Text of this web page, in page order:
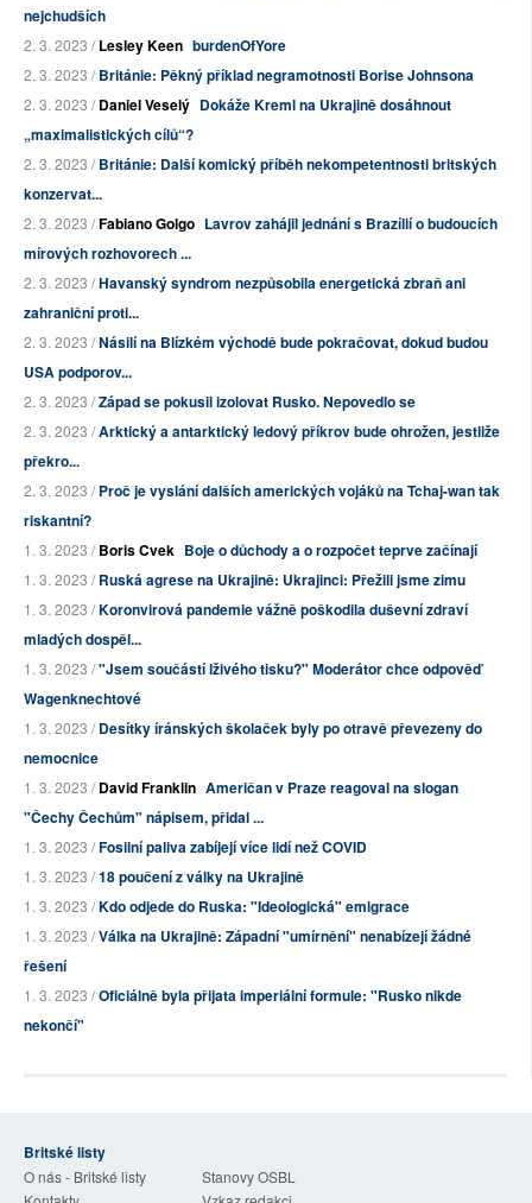
nejchudších
2. 3. 2023 /Lesley Keen burdenOfYore
2. 3. 2023 /Británie: Pěkný příklad negramotnosti Borise Johnsona
2. 3. 2023 /Daniel Veselý Dokáže Kreml na Ukrajině dosáhnout
„maximalistických cílů“?
2. 3. 2023 /Británie: Další komický příběh nekompetentnosti britských
konzervat...
2. 3. 2023 /Fabiano Golgo Lavrov zahájil jednání s Brazílií o budoucích
mírových rozhovorech ...
2. 3. 2023 /Havanský syndrom nezpůsobila energetická zbraň ani
zahraniční proti...
2. 3. 2023 /Násilí na Blízkém východě bude pokračovat, dokud budou
USA podporov...
2. 3. 2023 /Západ se pokusil izolovat Rusko. Nepovedlo se
2. 3. 2023 /Arktický a antarktický ledový příkrov bude ohrožen, jestliže
překro...
2. 3. 2023 /Proč je vyslání dalších amerických vojáků na Tchaj-wan tak
riskantní?
1. 3. 2023 /Boris Cvek Boje o důchody a o rozpočet teprve začínají
1. 3. 2023 /Ruská agrese na Ukrajině: Ukrajinci: Přežili jsme zimu
1. 3. 2023 /Koronvirová pandemie vážně poškodila duševní zdraví
mladých dospěl...
1. 3. 2023 /"Jsem součástí lživého tisku?" Moderátor chce odpověď
Wagenknechtové
1. 3. 2023 /Desítky íránských školaček byly po otravě převezeny do
nemocnice
1. 3. 2023 /David Franklin Američan v Praze reagoval na slogan
"Čechy Čechům" nápisem, přidal ...
1. 3. 2023 /Fosilní paliva zabíjejí více lidí než COVID
1. 3. 2023 /18 poučení z války na Ukrajině
1. 3. 2023 /Kdo odjede do Ruska: "Ideologická" emigrace
1. 3. 2023 /Válka na Ukrajině: Západní "umírnění" nenabízejí žádné
řešení
1. 3. 2023 /Oficiálně byla přijata imperiální formule: "Rusko nikde
nekončí"
Britské listy
O nás - Britské listy
Stanovy OSBL